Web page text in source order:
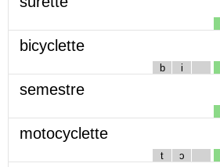
bicyclette
b i
semestre
motocyclette
t ɔ